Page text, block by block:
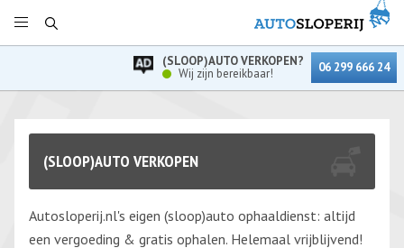
(SLOOP)AUTO VERKOPEN?
Wij zijn bereikbaar!
06 299 666 24
(SLOOP)AUTO VERKOPEN
Autosloperij.nl's eigen (sloop)auto ophaaldienst: altijd
een vergoeding & gratis ophalen. Helemaal vrijblijvend!